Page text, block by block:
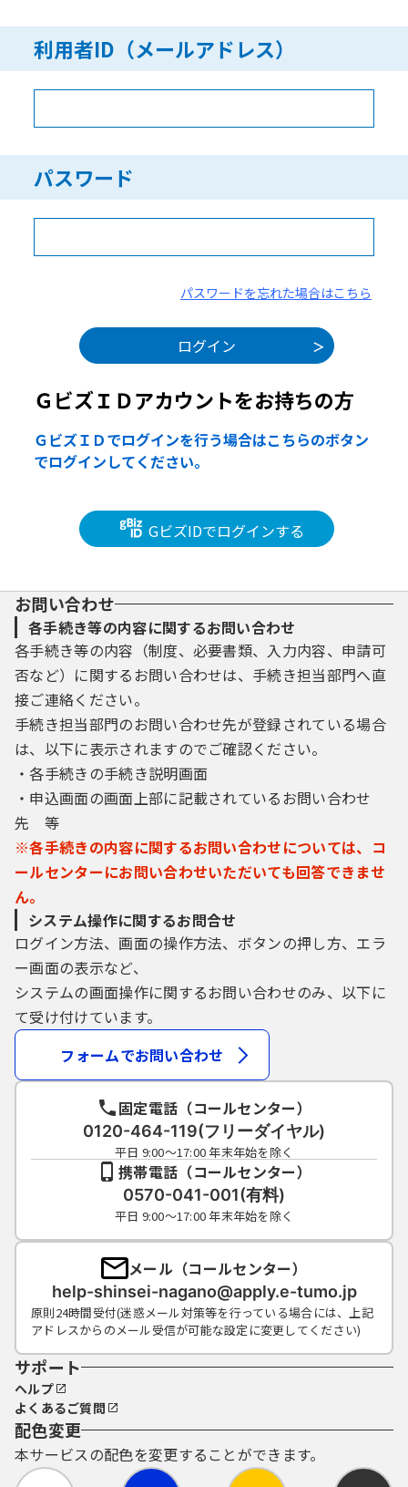
利用者ID（メールアドレス）
パスワード
パスワードを忘れた場合はこちら
ＧビズＩＤアカウントをお持ちの方
ＧビズＩＤでログインを行う場合はこちらのボタン
でログインしてください。
GビズIDでログインする
お問い合わせ
各手続き等の内容に関するお問い合わせ
各手続き等の内容（制度、必要書類、入力内容、申請可
否など）に関するお問い合わせは、手続き担当部門へ直
接ご連絡ください。
手続き担当部門のお問い合わせ先が登録されている場合
は、以下に表示されますのでご確認ください。
・各手続きの手続き説明画面
・申込画面の画面上部に記載されているお問い合わせ
先 等
※各手続きの内容に関するお問い合わせについては、コ
ールセンターにお問い合わせいただいても回答できませ
ん。
システム操作に関するお問合せ
ログイン方法、画面の操作方法、ボタンの押し方、エラ
ー画面の表示など、
システムの画面操作に関するお問い合わせのみ、以下に
て受け付けています。
フォームでお問い合わせ
固定電話（コールセンター）
0120-464-119(フリーダイヤル)
平日 9:00～17:00 年末年始を除く
携帯電話（コールセンター）
0570-041-001(有料)
平日 9:00～17:00 年末年始を除く
メール（コールセンター）
help-shinsei-nagano@apply.e-tumo.jp
原則24時間受付(迷惑メール対策等を行っている場合には、上記
アドレスからのメール受信が可能な設定に変更してください)
サポート
ヘルプ
よくあるご質問
配色変更
本サービスの配色を変更することができます。